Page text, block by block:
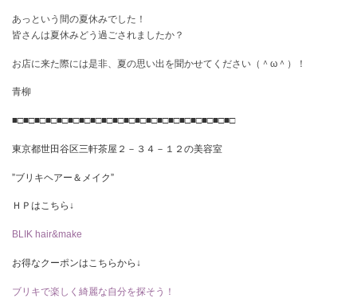
あっという間の夏休みでした！
皆さんは夏休みどう過ごされましたか？
お店に来た際には是非、夏の思い出を聞かせてください（＾ω＾）！
青柳
■□■□■□■□■□■□■□■□■□■□■□■□■□■□■□■□■□■□■□■□
東京都世田谷区三軒茶屋２－３４－１２の美容室
”ブリキヘアー＆メイク”
ＨＰはこちら↓
BLIK hair&make
お得なクーポンはこちらから↓
ブリキで楽しく綺麗な自分を探そう！